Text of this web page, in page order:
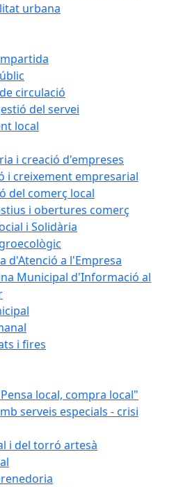
urbana
circulació
del servei
local
i creació d'empreses
i creixement empresarial
del comerç local
i obertures comerç
i Solidària
d'Atenció a l'Empresa
Municipal d'Informació al
i fires
local, compra local"
serveis especials - crisi
i del torró artesà